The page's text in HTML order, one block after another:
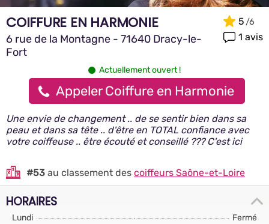
COIFFURE EN HARMONIE
6 rue de la Montagne - 71640 Dracy-le-
Fort
5
1 avis
Actuellement ouvert !
Appeler Coiffure en Harmonie
Une envie de changement .. de se sentir bien dans sa
peau et dans sa tête .. d'être en TOTAL confiance avec
votre coiffeuse .. être écouté et conseillé ??? C'est ici
#53 au classement des coiffeurs Saône-et-Loire
HORAIRES
Lundi
Fermé